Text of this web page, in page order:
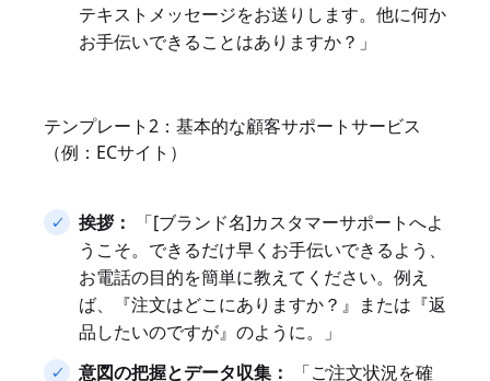
テキストメッセージをお送りします。他に何か
お手伝いできることはありますか？」
テンプレート2：基本的な顧客サポートサービス
（例：ECサイト）
挨拶：
「[ブランド名]カスタマーサポートへよ
うこそ。できるだけ早くお手伝いできるよう、
お電話の目的を簡単に教えてください。例え
ば、『注文はどこにありますか？』または『返
品したいのですが』のように。」
意図の把握とデータ収集：
「ご注文状況を確